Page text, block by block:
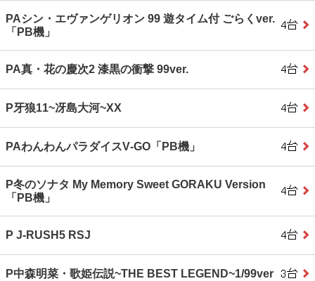
PAシン・エヴァンゲリオン 99 遊タイム付 ごらくver.
「PB機」
PA真・花の慶次2 漆黒の衝撃 99ver.
P牙狼11~冴島大河~XX
PAわんわんパラダイスV‐GO「PB機」
P冬のソナタ My Memory Sweet GORAKU Version
「PB機」
P J‐RUSH5 RSJ
P中森明菜・歌姫伝説~THE BEST LEGEND~1/99ver